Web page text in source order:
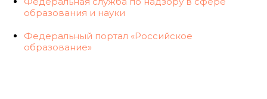
образования и науки
Федеральный портал «Российское
образование»